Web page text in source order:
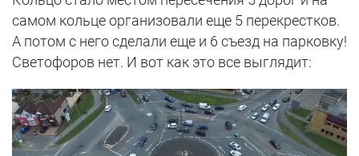
самом кольце организовали еще 5 перекрестков.
А потом с него сделали еще и 6 съезд на парковку!
Светофоров нет. И вот как это все выглядит: